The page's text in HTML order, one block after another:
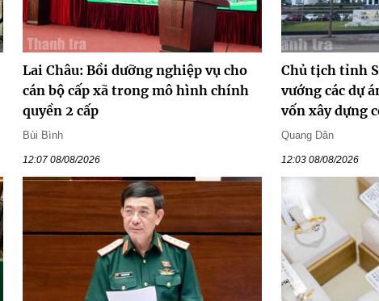
Lai Châu: Bồi dưỡng nghiệp vụ cho
cán bộ cấp xã trong mô hình chính
quyền 2 cấp
Bùi Bình
12:07 08/08/2026
Chủ tịch tỉnh
vướng các dự
vốn xây dựng
Quang Dân
12:03 08/08/2026